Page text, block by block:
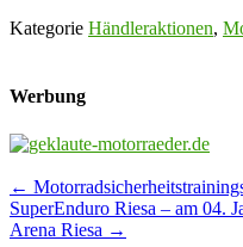
Kategorie Händleraktionen,
Werbung
Post
navigation
←
SuperEnduro Riesa – am 04.
Arena Riesa →